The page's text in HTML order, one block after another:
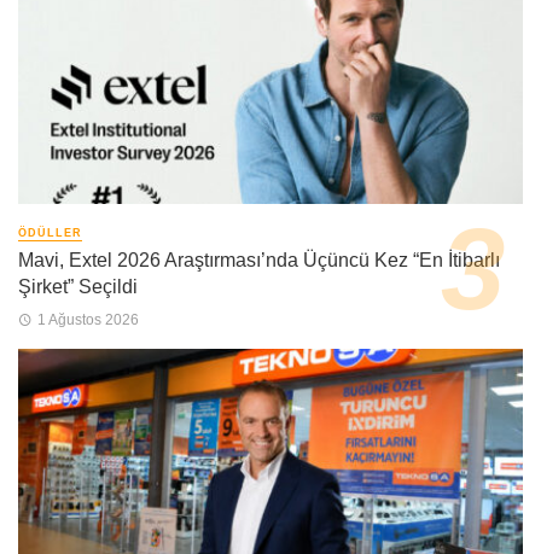
ÖDÜLLER
Mavi, Extel 2026 Araştırması’nda Üçüncü Kez “En İtibarlı
Şirket” Seçildi
1 Ağustos 2026